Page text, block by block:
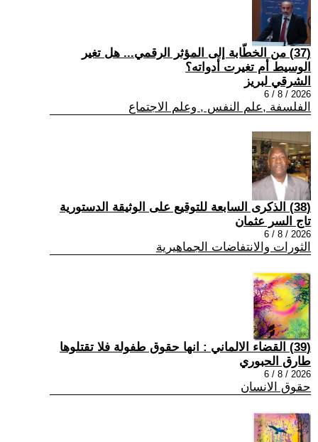
(37) من الخطّابة إلى المؤثر الرقمي... هل تغير
الوسيط أم تغيرت أدواته؟
الشرقي لبريز
2026 / 8 / 6
الفلسفة ,علم النفس , وعلم الاجتماع
(38) الذكرى السابعة للتوقيع على الوثيقة الدستورية
تاج السر عثمان
2026 / 8 / 6
الثورات والانتفاضات الجماهيرية
(39) القضاء الالماني : انها حقوق طفولة فلا تقتلوها
طارق الحبوري
2026 / 8 / 6
حقوق الانسان